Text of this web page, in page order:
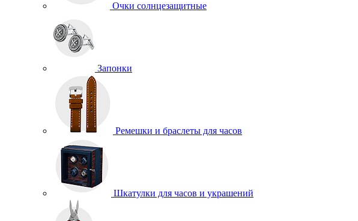
Очки солнцезащитные
Запонки
Ремешки и браслеты для часов
Шкатулки для часов и украшений